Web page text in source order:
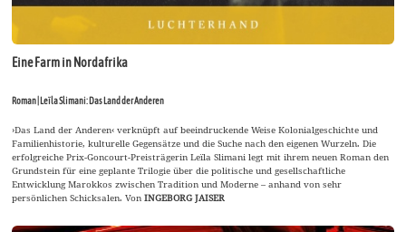
Eine Farm in Nordafrika
Roman | Leïla Slimani: Das Land der Anderen
›Das Land der Anderen‹ verknüpft auf beeindruckende Weise Kolonialgeschichte und
Familienhistorie, kulturelle Gegensätze und die Suche nach den eigenen Wurzeln. Die
erfolgreiche Prix-Goncourt-Preisträgerin Leïla Slimani legt mit ihrem neuen Roman den
Grundstein für eine geplante Trilogie über die politische und gesellschaftliche
Entwicklung Marokkos zwischen Tradition und Moderne – anhand von sehr
persönlichen Schicksalen. VonINGEBORG JAISER